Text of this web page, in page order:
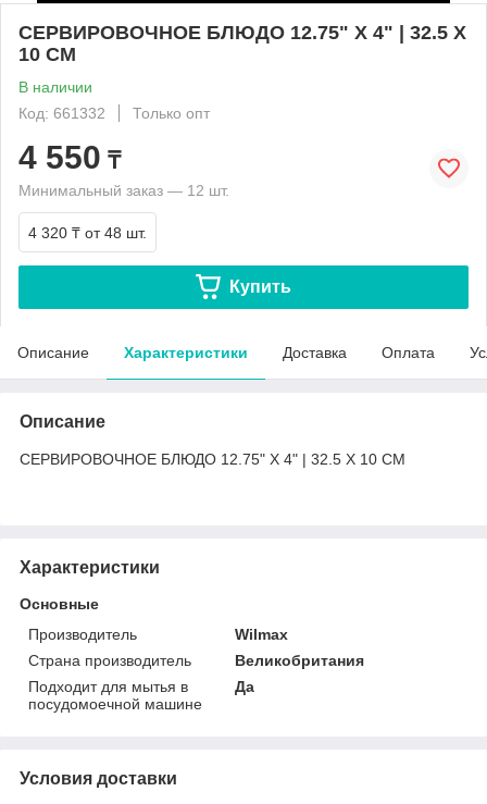
СЕРВИРОВОЧНОЕ БЛЮДО 12.75" X 4" | 32.5 X
10 CM
В наличии
Код: 661332
Только опт
4 550 ₸
Минимальный заказ — 12 шт.
4 320 ₸ от 48 шт.
Купить
Описание Характеристики Доставка Оплата
Описание
СЕРВИРОВОЧНОЕ БЛЮДО 12.75" X 4" | 32.5 X 10 CM
Характеристики
Основные
Производитель
Wilmax
Страна производитель
Великобритания
Подходит для мытья в
посудомоечной машине
Да
Условия доставки